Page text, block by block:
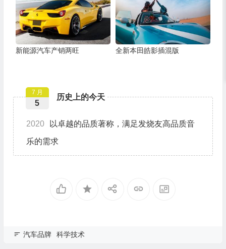
新能源汽车产销两旺 全新本田皓影插混版
历史上的今天
7 月
5
2020 以卓越的品质著称，满足发烧友高品质音
乐的需求
汽车品牌 科学技术